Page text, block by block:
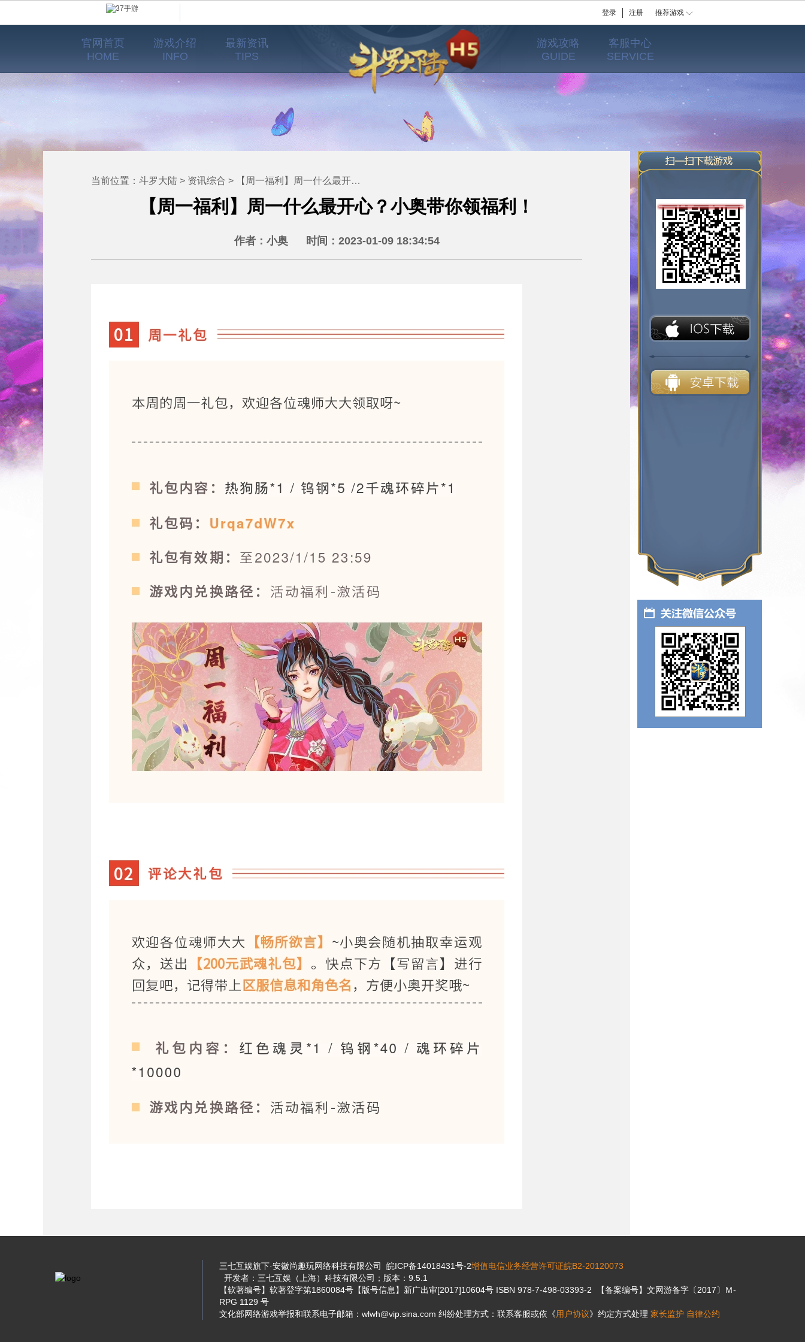
登录 注册 推荐游戏
官网首页
HOME
游戏介绍
INFO
最新资讯
TIPS
游戏攻略
GUIDE
客服中心
SERVICE
当前位置： 斗罗大陆 > 资讯综合 > 【周一福利】周一什么最开心？小奥带你领福利！
【周一福利】周一什么最开心？小奥带你领福利！
作者：小奥 时间：2023-01-09 18:34:54
三七互娱旗下·安徽尚趣玩网络科技有限公司 皖ICP备14018431号-2增值电信业务经营许可证皖B2-20120073
开发者：三七互娱（上海）科技有限公司；版本：9.5.1
【软著编号】软著登字第1860084号【版号信息】新广出审[2017]10604号 ISBN 978-7-498-03393-2 【备案编号】文网游备字〔2017〕Ｍ-
RPG 1129 号
文化部网络游戏举报和联系电子邮箱：wlwh@vip.sina.com 纠纷处理方式：联系客服或依《用户协议》约定方式处理 家长监护 自律公约